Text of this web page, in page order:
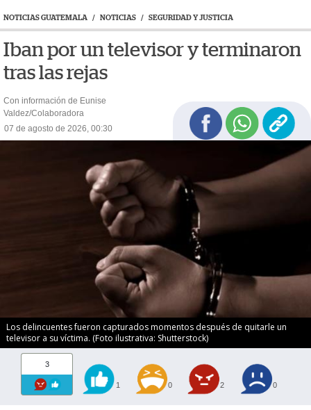
NOTICIAS GUATEMALA / NOTICIAS / SEGURIDAD Y JUSTICIA
Iban por un televisor y terminaron
tras las rejas
Con información de Eunise
Valdez/Colaboradora
07 de agosto de 2026, 00:30
Los delincuentes fueron capturados momentos después de quitarle un
televisor a su víctima. (Foto ilustrativa: Shutterstock)
3
1 0 2 0